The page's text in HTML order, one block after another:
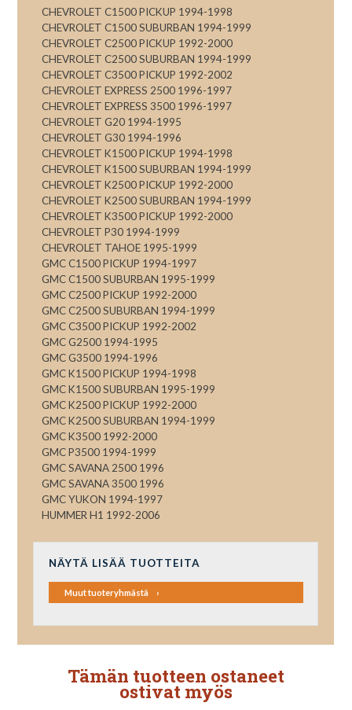
CHEVROLET C1500 PICKUP 1994-1998
CHEVROLET C1500 SUBURBAN 1994-1999
CHEVROLET C2500 PICKUP 1992-2000
CHEVROLET C2500 SUBURBAN 1994-1999
CHEVROLET C3500 PICKUP 1992-2002
CHEVROLET EXPRESS 2500 1996-1997
CHEVROLET EXPRESS 3500 1996-1997
CHEVROLET G20 1994-1995
CHEVROLET G30 1994-1996
CHEVROLET K1500 PICKUP 1994-1998
CHEVROLET K1500 SUBURBAN 1994-1999
CHEVROLET K2500 PICKUP 1992-2000
CHEVROLET K2500 SUBURBAN 1994-1999
CHEVROLET K3500 PICKUP 1992-2000
CHEVROLET P30 1994-1999
CHEVROLET TAHOE 1995-1999
GMC C1500 PICKUP 1994-1997
GMC C1500 SUBURBAN 1995-1999
GMC C2500 PICKUP 1992-2000
GMC C2500 SUBURBAN 1994-1999
GMC C3500 PICKUP 1992-2002
GMC G2500 1994-1995
GMC G3500 1994-1996
GMC K1500 PICKUP 1994-1998
GMC K1500 SUBURBAN 1995-1999
GMC K2500 PICKUP 1992-2000
GMC K2500 SUBURBAN 1994-1999
GMC K3500 1992-2000
GMC P3500 1994-1999
GMC SAVANA 2500 1996
GMC SAVANA 3500 1996
GMC YUKON 1994-1997
HUMMER H1 1992-2006
NÄYTÄ LISÄÄ TUOTTEITA
Muut tuoteryhmästä
Tämän tuotteen ostaneet
ostivat myös